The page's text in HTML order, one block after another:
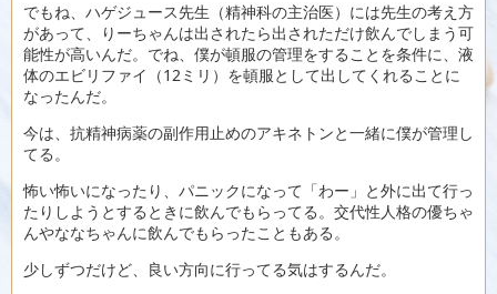
でもね、ハゲジュース先生（精神科の主治医）には先生の考え方
があって、りーちゃんは出されたら出されただけ飲んでしまう可
能性が高いんだ。でね、僕が頓服の管理をすることを条件に、液
体のエビリファイ（12ミリ）を頓服として出してくれることに
なったんだ。
今は、抗精神病薬の副作用止めのアキネトンと一緒に僕が管理し
てる。
怖い怖いになったり、パニックになって「わー」と外に出て行っ
たりしようとするときに飲んでもらってる。交代性人格の優ちゃ
んやななちゃんに飲んでもらったこともある。
少しずつだけど、良い方向に行ってる気はするんだ。